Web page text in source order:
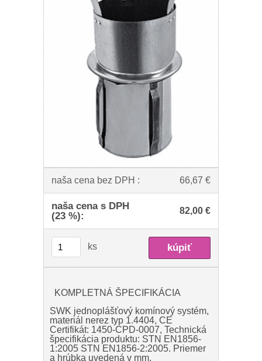
naša cena bez DPH : 66,67 €
naša cena s DPH
(23 %):
82,00 €
ks
KOMPLETNÁ ŠPECIFIKÁCIA
SWK jednoplášťový komínový systém,
materiál nerez typ 1.4404, CE
Certifikát: 1450-CPD-0007, Technická
špecifikácia produktu: STN EN1856-
1:2005 STN EN1856-2:2005. Priemer
a hrúbka uvedená v mm.